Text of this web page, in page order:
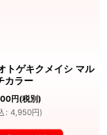
トゲキクメイシ マル
カラー
円(税別)
: 4,950円)